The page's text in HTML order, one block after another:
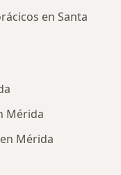
en Santa
Mérida
Mérida